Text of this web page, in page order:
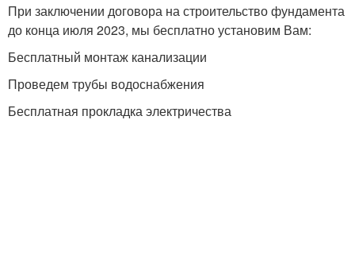
При заключении договора на строительство фундамента
до конца июля 2023, мы бесплатно установим Вам:
Бесплатный монтаж канализации
Проведем трубы водоснабжения
Бесплатная прокладка электричества